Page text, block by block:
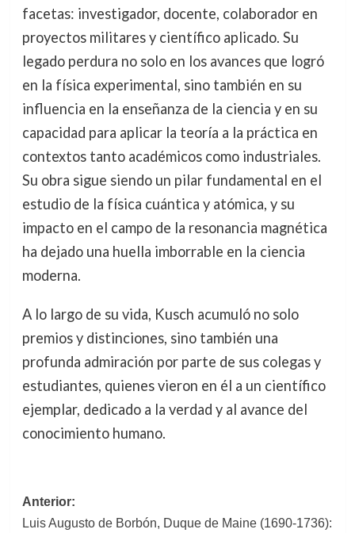
facetas: investigador, docente, colaborador en
proyectos militares y científico aplicado. Su
legado perdura no solo en los avances que logró
en la física experimental, sino también en su
influencia en la enseñanza de la ciencia y en su
capacidad para aplicar la teoría a la práctica en
contextos tanto académicos como industriales.
Su obra sigue siendo un pilar fundamental en el
estudio de la física cuántica y atómica, y su
impacto en el campo de la resonancia magnética
ha dejado una huella imborrable en la ciencia
moderna.
A lo largo de su vida, Kusch acumuló no solo
premios y distinciones, sino también una
profunda admiración por parte de sus colegas y
estudiantes, quienes vieron en él a un científico
ejemplar, dedicado a la verdad y al avance del
conocimiento humano.
Navegación
Anterior:
Luis Augusto de Borbón, Duque de Maine (1690-1736):